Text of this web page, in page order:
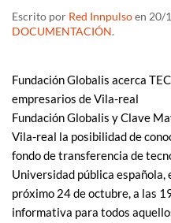
Escrito por Red Innpulsoen 20/
DOCUMENTACIÓN.
Fundación Globalis acerca
empresarios de Vila-real
Fundación Globalis y Clave
Vila-real la posibilidad de
fondo de transferencia de
Universidad pública española,
próximo 24 de octubre, a las
informativa para todos